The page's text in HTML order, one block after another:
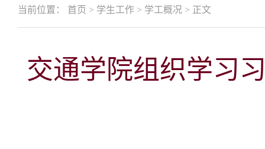
当前位置： 首页 > 学生工作 > 学工概况 > 正文
交通学院组织学习